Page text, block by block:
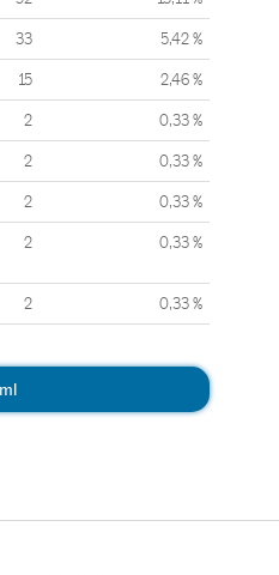
33 5,42 %
15 2,46 %
2 0,33 %
2 0,33 %
2 0,33 %
2 0,33 %
2 0,33 %